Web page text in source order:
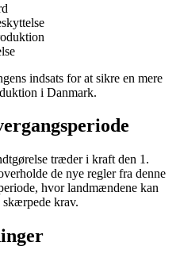
indsats for at sikre en mere
i Danmark.
træder i kraft den 1.
de nye regler fra denne
hvor landmændene kan
krav.